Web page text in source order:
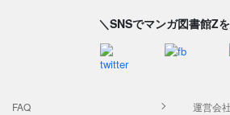
＼SNSでマンガ図書館Z
FAQ 運営会社